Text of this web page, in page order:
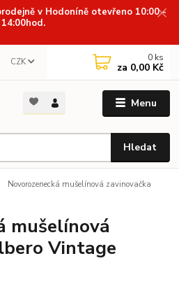
v Hodoníně otevřeno 10:00 -
14:00hod.
Menu
CZK
Hledat
0 ks
za 0,00 Kč
Novorozenecká mušelínová zavinovačka
mušelínová
Vintage